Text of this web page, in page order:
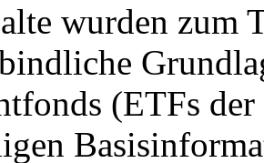
wurden zum
(ETFs